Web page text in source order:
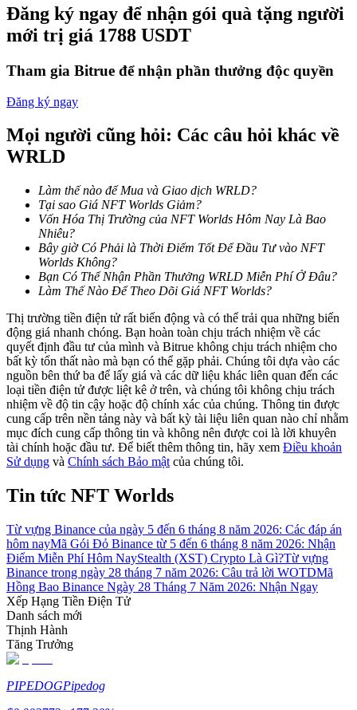
Trở thành Nhà giao dịch Sao chép
Tận hưởng chia sẻ lợi nhuận và hoa hồng giao dịch sao chép
Thông tin
Phân tích dữ liệu lớn bao gồm thông tin giao dịch, v.v.
Hướng dẫn
Hướng dẫn giao dịch Spot
Chiến lược giao dịch
Học cách duy trì lợi nhuận
Đăng ký ngay để nhận gói quà tặng người
mới trị giá 1788 USDT
Tham gia Bitrue để nhận phần thưởng độc quyền
Đăng ký ngay
Mọi người cũng hỏi: Các câu hỏi khác về
WRLD
Làm thế nào để Mua và Giao dịch WRLD?
Tại sao Giá NFT Worlds Giảm?
Vốn Hóa Thị Trường của NFT Worlds Hôm Nay Là Bao
Nhiêu?
Bây giờ Có Phải là Thời Điểm Tốt Để Đầu Tư vào NFT
Worlds Không?
Bạn Có Thể Nhận Phần Thưởng WRLD Miễn Phí Ở Đâu?
Làm Thế Nào Để Theo Dõi Giá NFT Worlds?
Thị trường tiền điện tử rất biến động và có thể trải qua những biến
động giá nhanh chóng. Bạn hoàn toàn chịu trách nhiệm về các
quyết định đầu tư của mình và Bitrue không chịu trách nhiệm cho
bất kỳ tổn thất nào mà bạn có thể gặp phải. Chúng tôi dựa vào các
nguồn bên thứ ba để lấy giá và các dữ liệu khác liên quan đến các
loại tiền điện tử được liệt kê ở trên, và chúng tôi không chịu trách
nhiệm về độ tin cậy hoặc độ chính xác của chúng. Thông tin được
cung cấp trên nền tảng này và bất kỳ tài liệu liên quan nào chỉ nhằm
mục đích cung cấp thông tin và không nên được coi là lời khuyên
tài chính hoặc đầu tư. Để biết thêm thông tin, hãy xem Điều khoản
Sử dụng và Chính sách Bảo mật của chúng tôi.
Tin tức NFT Worlds
Từ vựng Binance của ngày 5 đến 6 tháng 8 năm 2026: Các đáp án
hôm nayMã Gói Đỏ Binance từ 5 đến 6 tháng 8 năm 2026: Nhận
Điểm Miễn Phí Hôm NayStealth (XST) Crypto Là Gì?Từ vựng
Binance trong ngày 28 tháng 7 năm 2026: Câu trả lời WOTDMã
Hồng Bao Binance Ngày 28 Tháng 7 Năm 2026: Nhận Ngay
Xếp Hạng Tiền Điện Tử
Danh sách mới
Thịnh Hành
Tăng Trưởng
PIPEDOGPipedog